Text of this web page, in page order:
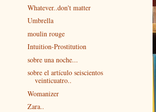
Whatever..don't matter
Umbrella
moulin rouge
Intuition-Prostitution
sobre una noche...
sobre el artículo seiscientos
veinticuatro..
Womanizer
Zara..